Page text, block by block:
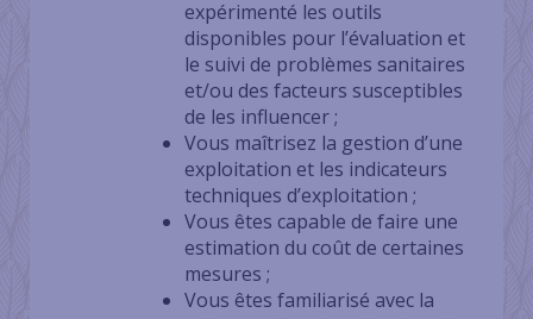
expérimenté les outils
disponibles pour l’évaluation et
le suivi de problèmes sanitaires
et/ou des facteurs susceptibles
de les influencer ;
Vous maîtrisez la gestion d’une
exploitation et les indicateurs
techniques d’exploitation ;
Vous êtes capable de faire une
estimation du coût de certaines
mesures ;
Vous êtes familiarisé avec la